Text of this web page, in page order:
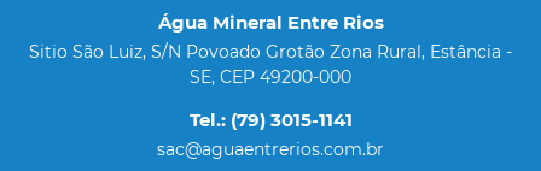
Água Mineral Entre Rios
Sitio São Luiz, S/N Povoado Grotão Zona Rural, Estância -
SE, CEP 49200-000
Tel.: (79) 3015-1141
sac@aguaentrerios.com.br